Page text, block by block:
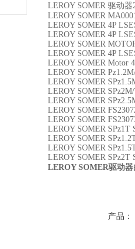
LEROY SOMER 驱动器
LEROY SOMER
LEROY SOMER 4P
LEROY SOMER 4P
LEROY SOMER
LEROY SOMER 4P
LEROY SOMER Motor
LEROY SOMER
LEROY SOMER
LEROY SOMER
LEROY SOMER
LEROY SOMER
LEROY SOMER
LEROY SOMER SPz1T
LEROY SOMER
LEROY SOMER
LEROY SOMER SPz2T
LEROY SOMER驱动
产品：